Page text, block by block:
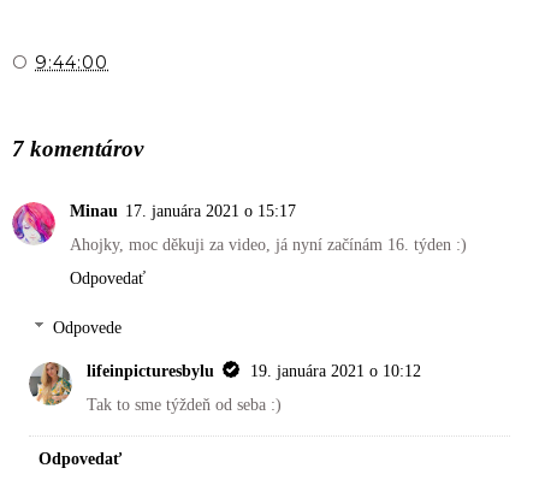
O 9:44:00
7 komentárov
Minau 17. januára 2021 o 15:17
Ahojky, moc děkuji za video, já nyní začínám 16. týden :)
Odpovedať
Odpovede
lifeinpicturesbylu
19. januára 2021 o 10:12
Tak to sme týždeň od seba :)
Odpovedať